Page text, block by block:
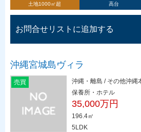
土地1000㎡超
高台
お問合せリストに追加する
沖縄宮城島ヴィラ
売買
沖縄・離島 / その他沖縄
保養所・ホテル
35,000万円
196.4㎡
5LDK